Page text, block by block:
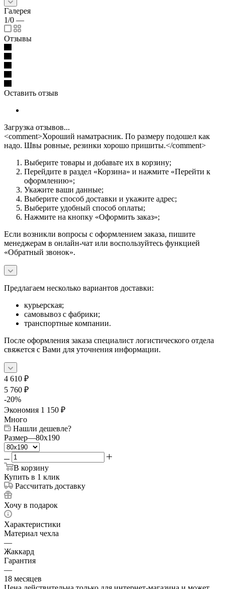
Галерея
1/0 —
Отзывы
Оставить отзыв
Загрузка отзывов...
<comment>Хороший наматрасник. По размеру подошел как
надо. Швы ровные, резинки хорошо пришиты.</comment>
Выберите товары и добавьте их в корзину;
Перейдите в раздел «Корзина» и нажмите «Перейти к
оформлению»;
Укажите ваши данные;
Выберите способ доставки и укажите адрес;
Выберите удобный способ оплаты;
Нажмите на кнопку «Оформить заказ»;
Если возникли вопросы с оформлением заказа, пишите
менеджерам в онлайн-чат или воспользуйтесь функцией
«Обратный звонок».
Предлагаем несколько вариантов доставки:
курьерская;
самовывоз с фабрики;
транспортные компании.
После оформления заказа специалист логистического отдела
свяжется с Вами для уточнения информации.
4 610 ₽
5 760 ₽
-20%
Экономия 1 150 ₽
Много
Нашли дешевле?
Размер—80x190
В корзину
Купить в 1 клик
Рассчитать доставку
Хочу в подарок
Характеристики
Материал чехла
—
Жаккард
Гарантия
—
18 месяцев